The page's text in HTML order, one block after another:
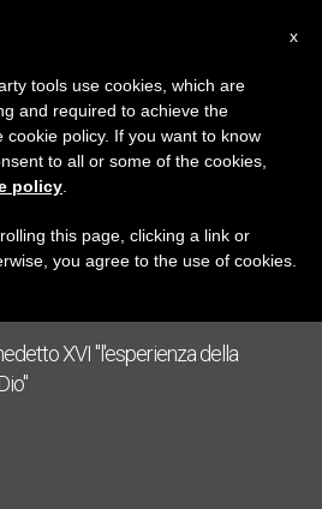
28th, 2013
XVI "l'esperienza della
x
tools use cookies, which are
and required to achieve the
cookie policy. If you want to know
to all or some of the cookies,
policy
this page, clicking a link or
you agree to the use of cookies.